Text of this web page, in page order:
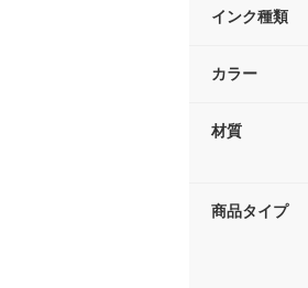
インク種類
カラー
材質
商品タイプ